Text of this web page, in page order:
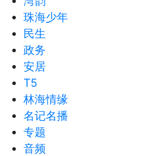
珠海少年
民生
政务
安居
T5
林海情缘
名记名播
专题
音频